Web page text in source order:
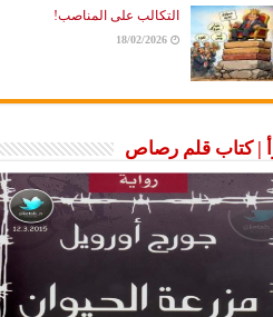
التكالب على المناصب!
18/02/2026
| كتاب قلم رصاص